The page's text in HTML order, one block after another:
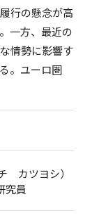
行の懸念が高
一方、最近の
情勢に影響す
。ユーロ圏
カツヨシ）
究員